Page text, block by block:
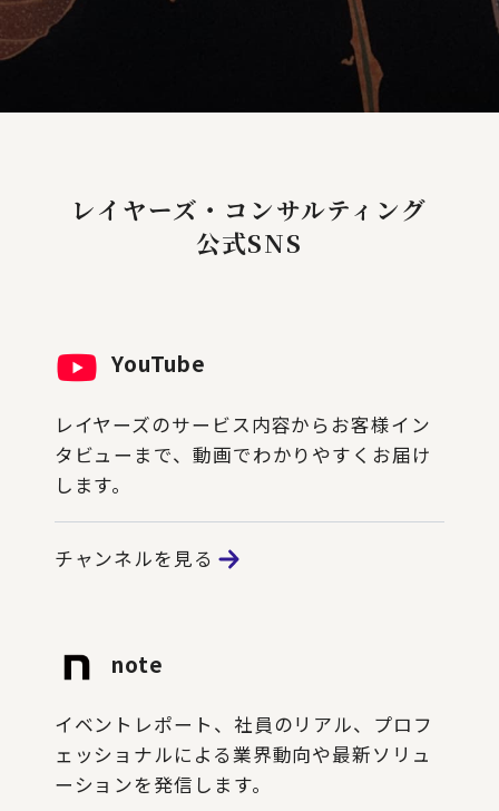
レイヤーズ・コンサルティング
公式SNS
YouTube
レイヤーズのサービス内容からお客様イン
タビューまで、動画でわかりやすくお届け
します。
チャンネルを見る
note
イベントレポート、社員のリアル、プロフ
ェッショナルによる業界動向や最新ソリュ
ーションを発信します。